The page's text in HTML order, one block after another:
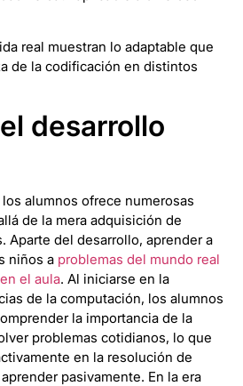
real muestran lo adaptable que
de la codificación en distintos
desarrollo
alumnos ofrece numerosas
de la mera adquisición de
Aparte del desarrollo, aprender a
niños a problemas del mundo real
el aula. Al iniciarse en la
de la computación, los alumnos
la importancia de la
problemas cotidianos, lo que
en la resolución de
pasivamente. En la era